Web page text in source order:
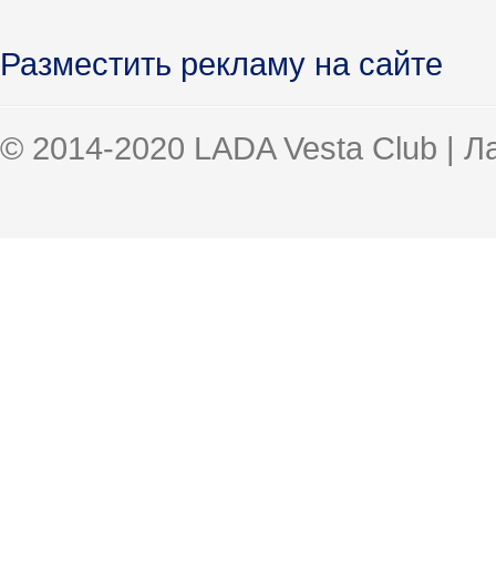
Разместить рекламу на сайте
© 2014-2020 LADA Vesta Club |